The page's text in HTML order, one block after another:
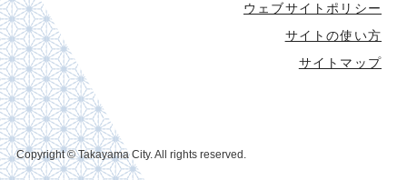
ウェブサイトポリシー
サイトの使い方
サイトマップ
Copyright © Takayama City. All rights reserved.